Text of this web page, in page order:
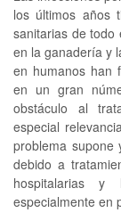
los últimos años
sanitarias de todo
en la ganadería y
en humanos han
en un gran
obstáculo al
especial
problema supone
debido a
hospitalarias y
especialmente en